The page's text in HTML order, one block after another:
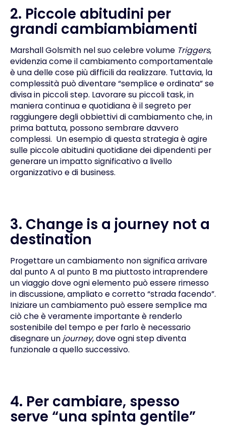
2. Piccole abitudini per
grandi cambiambiamenti
Marshall Golsmith nel suo celebre volume Triggers,
evidenzia come il cambiamento comportamentale
è una delle cose più difficili da realizzare. Tuttavia, la
complessità può diventare “semplice e ordinata” se
divisa in piccoli step. Lavorare su piccoli task, in
maniera continua e quotidiana è il segreto per
raggiungere degli obbiettivi di cambiamento che, in
prima battuta, possono sembrare davvero
complessi. Un esempio di questa strategia è agire
sulle piccoleabitudiniquotidiane dei dipendenti per
generare un impatto significativo a livello
organizzativo e di business.
3. Change is a journey not a
destination
Progettare un cambiamento non significa arrivare
dal punto A al punto B ma piuttosto intraprendere
un viaggio dove ogni elemento può essere rimesso
in discussione, ampliato e corretto “strada facendo”.
Iniziare un cambiamento può essere semplice ma
ciò che è veramente importante è renderlo
sostenibile del tempo e per farlo è necessario
disegnare un journey, dove ogni step diventa
funzionale a quello successivo.
4. Per cambiare, spesso
serve “una spinta gentile”